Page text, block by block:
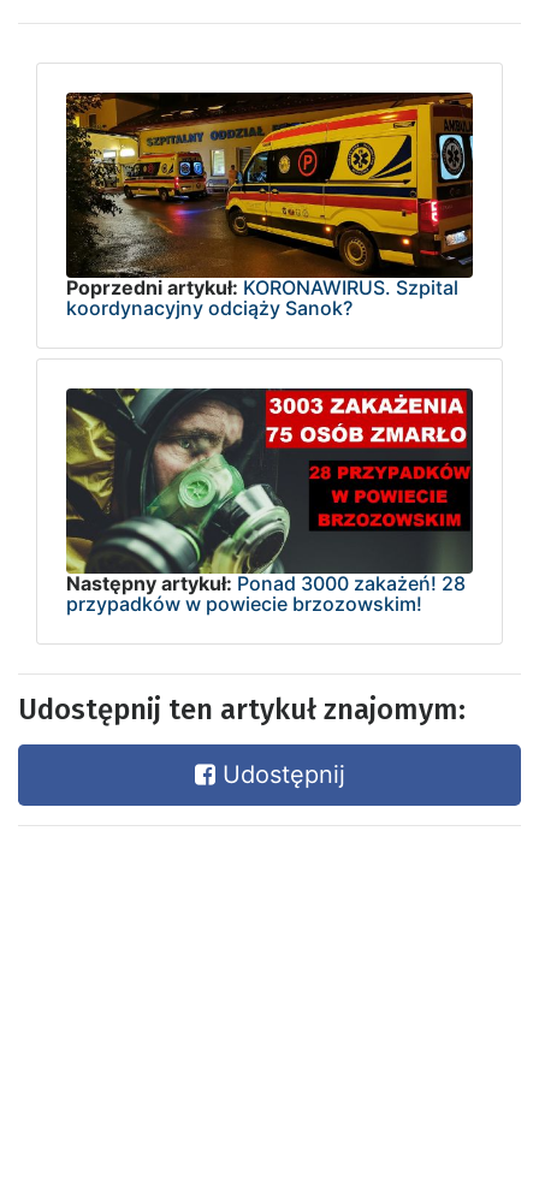
Poprzedni artykuł: KORONAWIRUS. Szpital
koordynacyjny odciąży Sanok?
Następny artykuł: Ponad 3000 zakażeń! 28
przypadków w powiecie brzozowskim!
Udostępnij ten artykuł znajomym:
Udostępnij